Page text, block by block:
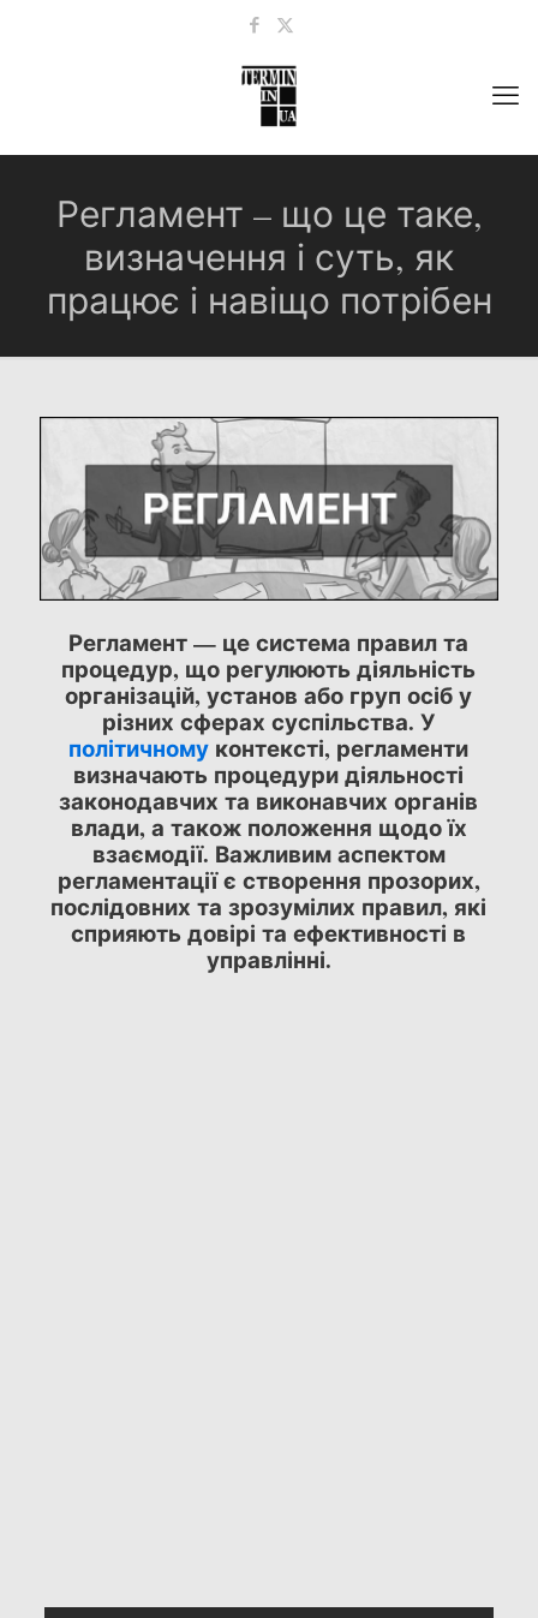
Регламент – що це таке,
визначення і суть, як
працює і навіщо потрібен
Регламент — це система правил та
процедур, що регулюють діяльність
організацій, установ або груп осіб у
різних сферах суспільства. У
політичному контексті, регламенти
визначають процедури діяльності
законодавчих та виконавчих органів
влади, а також положення щодо їх
взаємодії. Важливим аспектом
регламентації є створення прозорих,
послідовних та зрозумілих правил, які
сприяють довірі та ефективності в
управлінні.